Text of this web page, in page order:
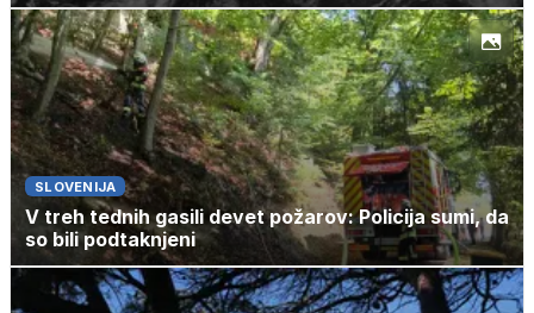
SLOVENIJA
V treh tednih gasili devet požarov: Policija sumi, da
so bili podtaknjeni